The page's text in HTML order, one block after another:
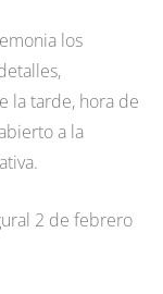
los
la tarde, hora de
a la
2 de febrero